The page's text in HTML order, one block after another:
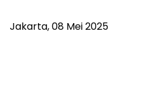
Jakarta, 08 Mei 2025